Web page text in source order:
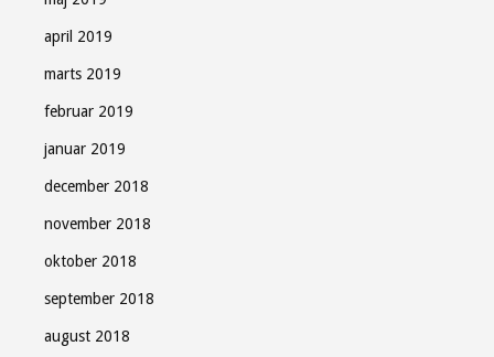
april 2019
marts 2019
februar 2019
januar 2019
december 2018
november 2018
oktober 2018
september 2018
august 2018